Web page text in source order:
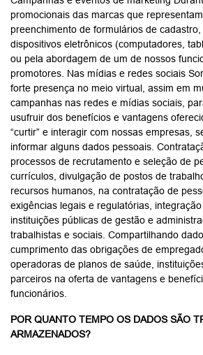
promocionais das marcas que
preenchimento de formulários de
dispositivos eletrônicos (computadores,
ou pela abordagem de um de nossos
promotores. Nas mídias e redes sociais
forte presença no meio virtual, assim em
campanhas nas redes e mídias sociais,
usufruir dos benefícios e vantagens
“curtir” e interagir com nossas empresas,
informar alguns dados pessoais.
processos de recrutamento e seleção de
currículos, divulgação de postos de
recursos humanos, na contratação de
exigências legais e regulatórias,
instituições públicas de gestão e
trabalhistas e sociais. Compartilhando
cumprimento das obrigações de
operadoras de planos de saúde,
parceiros na oferta de vantagens e
funcionários.
POR QUANTO TEMPO OS DADOS SÃO
ARMAZENADOS?